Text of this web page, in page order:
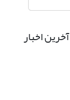
آخرین اخبار